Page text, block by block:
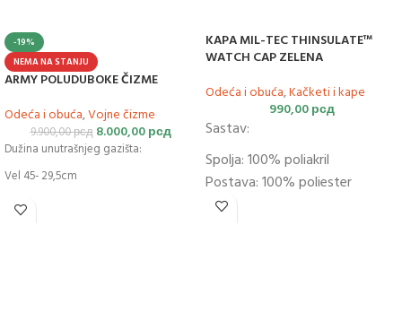
-19%
NEMA NA STANJU
ARMY POLUDUBOKE ČIZME
Odeća i obuća,Vojne čizme
9.900,00рсд 8.000,00рсд
Dužina unutrašnjeg gazišta:
Vel 45- 29,5cm
KAPA MIL-TEC THINSULATE™
WATCH CAP ZELENA
Odeća i obuća,Kačketi i kape
990,00рсд
Sastav:
Spolja: 100% poliakril
Postava: 100% poliester
Punjenje: Thinsulate™;